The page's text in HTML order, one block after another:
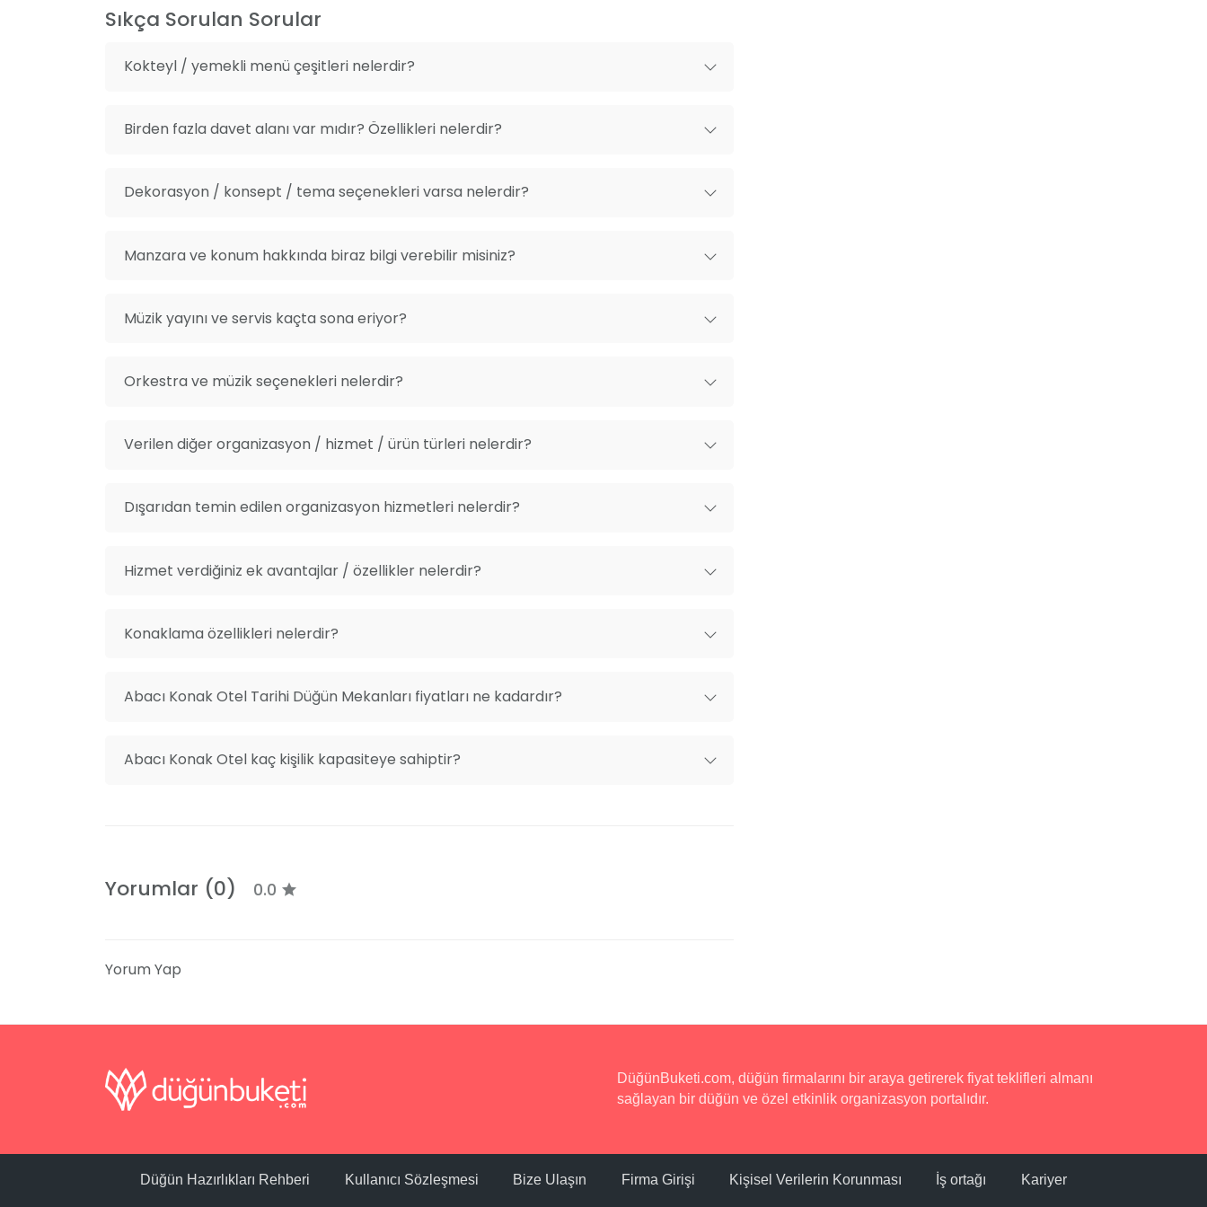
Sıkça Sorulan Sorular
Kokteyl / yemekli menü çeşitleri nelerdir?
Birden fazla davet alanı var mıdır? Özellikleri nelerdir?
Dekorasyon / konsept / tema seçenekleri varsa nelerdir?
Manzara ve konum hakkında biraz bilgi verebilir misiniz?
Müzik yayını ve servis kaçta sona eriyor?
Orkestra ve müzik seçenekleri nelerdir?
Verilen diğer organizasyon / hizmet / ürün türleri nelerdir?
Dışarıdan temin edilen organizasyon hizmetleri nelerdir?
Hizmet verdiğiniz ek avantajlar / özellikler nelerdir?
Konaklama özellikleri nelerdir?
Abacı Konak Otel Tarihi Düğün Mekanları fiyatları ne kadardır?
Abacı Konak Otel kaç kişilik kapasiteye sahiptir?
Yorumlar (0) 0.0
Yorum Yap
DüğünBuketi.com, düğün firmalarını bir araya getirerek fiyat teklifleri almanı
sağlayan bir düğün ve özel etkinlik organizasyon portalıdır.
Düğün Hazırlıkları Rehberi Kullanıcı Sözleşmesi Bize Ulaşın Firma Girişi Kişisel Verilerin Korunması İş ortağı Kariyer